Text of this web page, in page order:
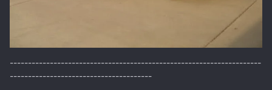
---------------------------------------------------------------------
---------------------------------------